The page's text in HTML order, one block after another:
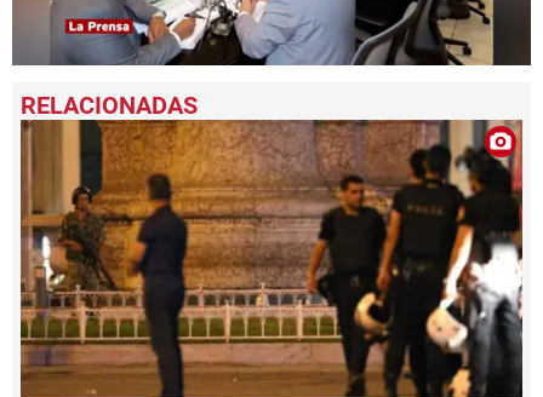
seconds
of
minutes,
seconds